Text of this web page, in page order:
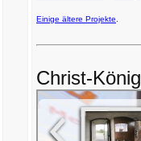
Einige ältere Projekte
Christ-König